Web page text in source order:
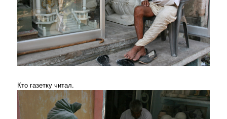
Кто газетку читал.